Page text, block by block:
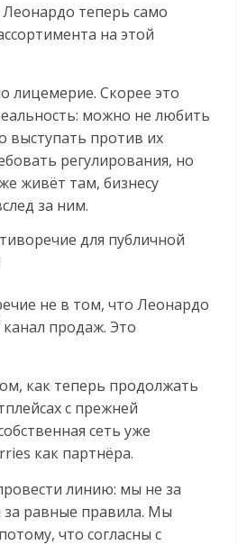
теперь само
на этой
лицемерие. Скорее это
можно не любить
против их
регулирования, но
живёт там, бизнесу
за ним.
для публичной
не в том, что Леонардо
продаж. Это
как теперь продолжать
с прежней
сеть уже
как партнёра.
линию: мы не за
равные правила. Мы
что согласны с